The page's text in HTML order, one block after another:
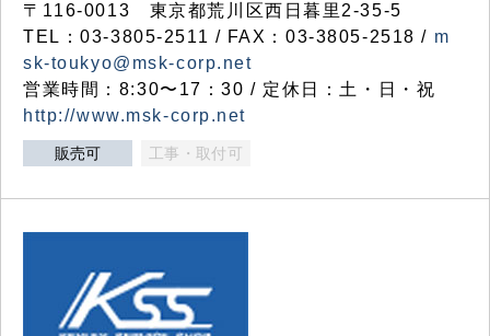
〒116-0013 東京都荒川区西日暮里2-35-5
TEL：03-3805-2511 / FAX：03-3805-2518 / m
sk-toukyo@msk-corp.net
営業時間：8:30〜17：30 / 定休日：土・日・祝
http://www.msk-corp.net
販売可 工事・取付可